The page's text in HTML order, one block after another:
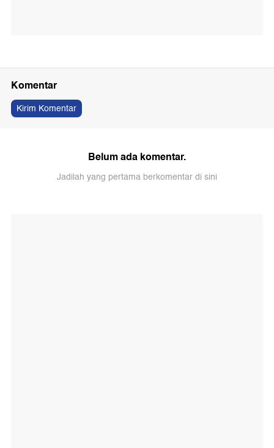
Komentar
Kirim Komentar
Belum ada komentar.
Jadilah yang pertama berkomentar di sini